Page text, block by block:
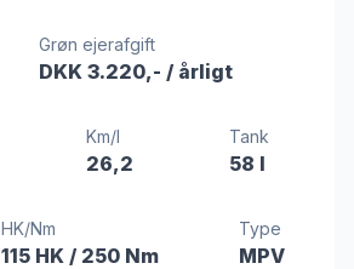
Grøn ejerafgift
DKK 3.220,- / årligt
Km/l
26,2
Tank
58 l
HK/Nm
115 HK/ 250 Nm
Type
MPV